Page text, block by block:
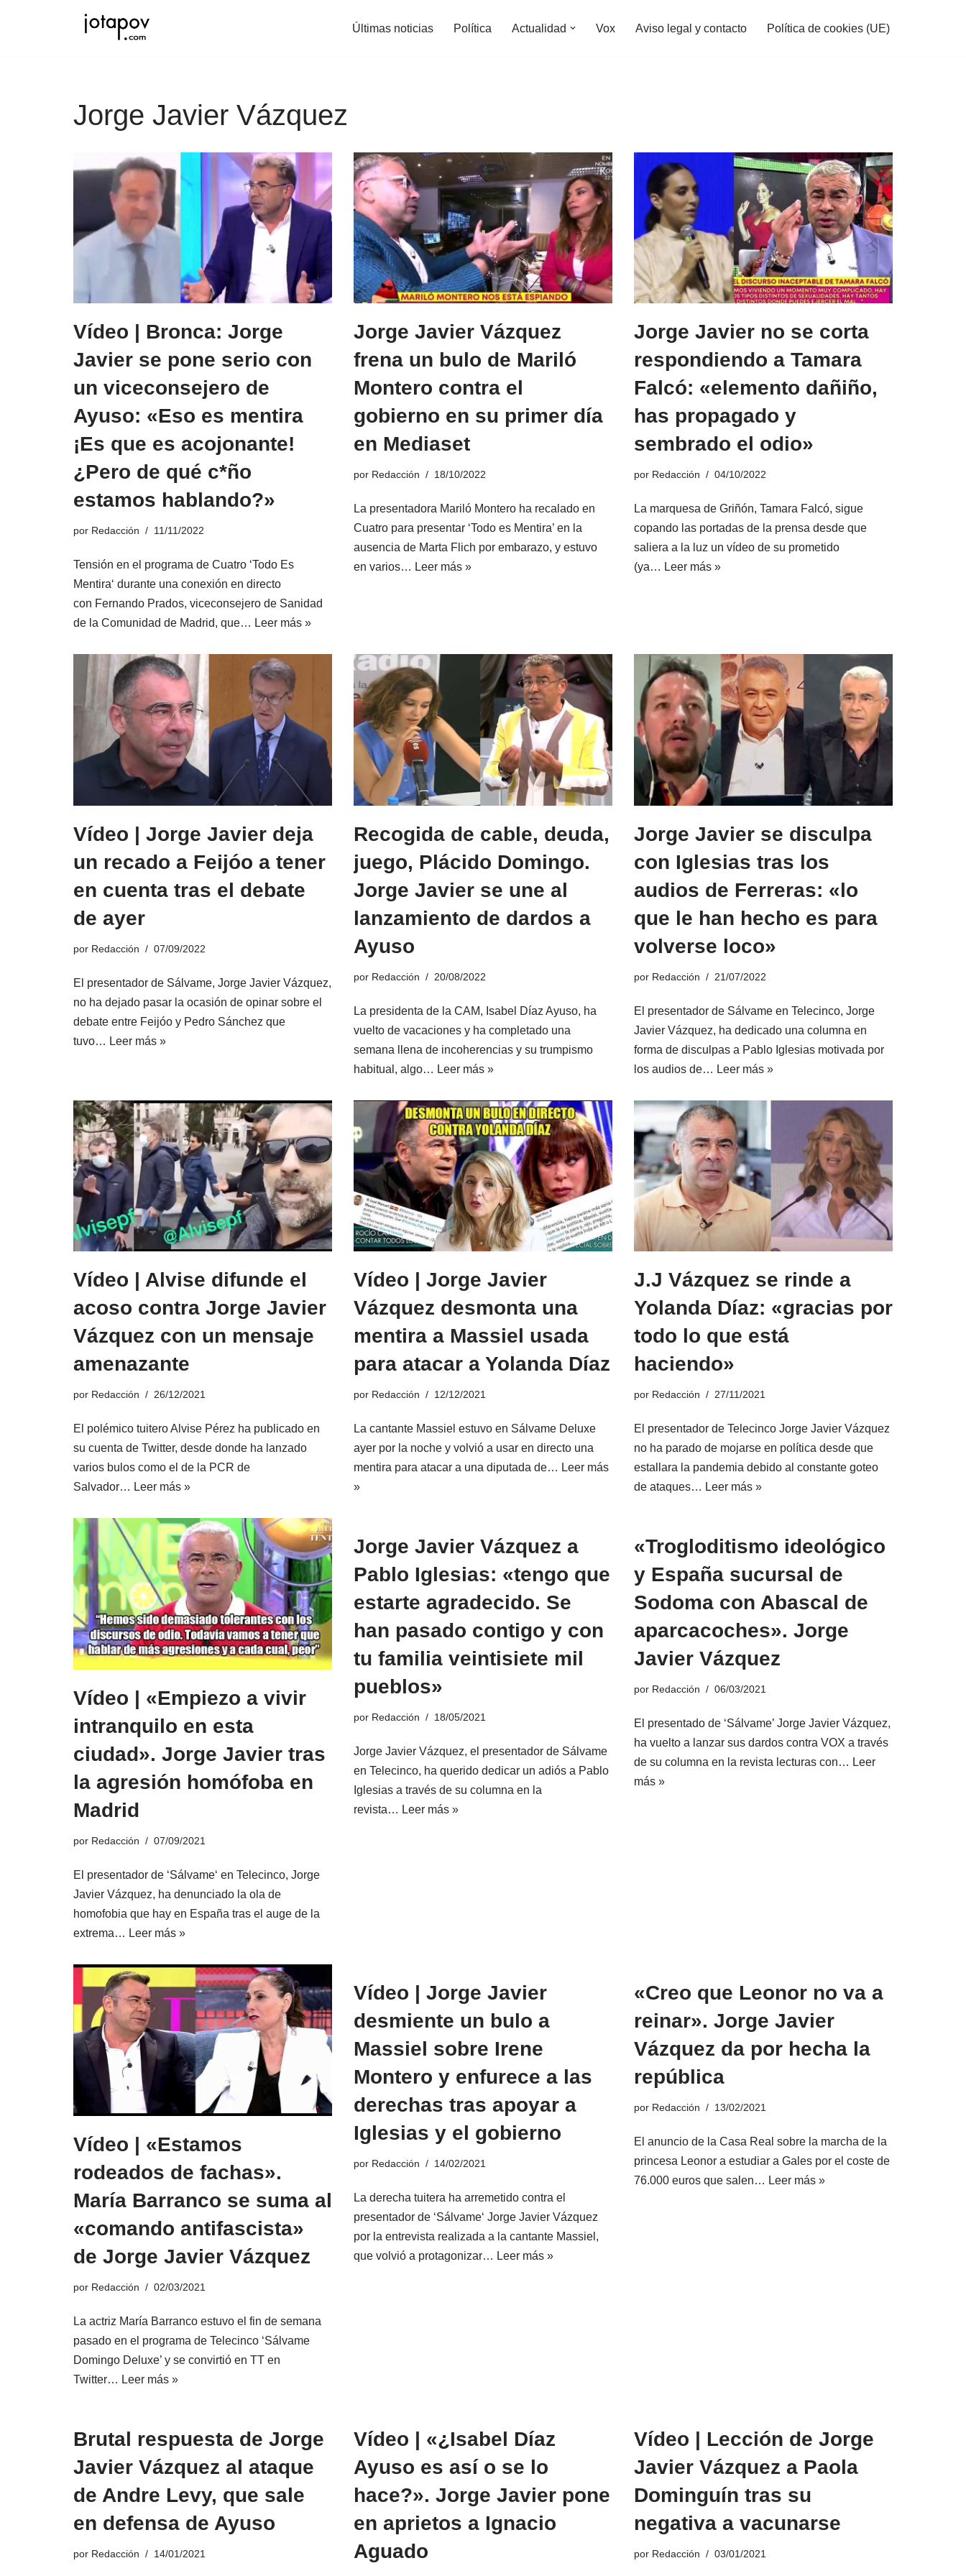
Últimas noticias Política Actualidad Vox Aviso legal y contacto Política de cookies (UE)
Jorge Javier Vázquez
Vídeo | Bronca: Jorge
Javier se pone serio con
un viceconsejero de
Ayuso: «Eso es mentira
¡Es que es acojonante!
¿Pero de qué c*ño
estamos hablando?»
por Redacción 11/11/2022
Tensión en el programa de Cuatro ‘Todo Es
Mentira‘ durante una conexión en directo
con Fernando Prados, viceconsejero de Sanidad
de la Comunidad de Madrid, que… Leer más »
Jorge Javier Vázquez
frena un bulo de Mariló
Montero contra el
gobierno en su primer día
en Mediaset
por Redacción 18/10/2022
La presentadora Mariló Montero ha recalado en
Cuatro para presentar ‘Todo es Mentira’ en la
ausencia de Marta Flich por embarazo, y estuvo
en varios… Leer más »
Jorge Javier no se corta
respondiendo a Tamara
Falcó: «elemento dañiño,
has propagado y
sembrado el odio»
por Redacción 04/10/2022
La marquesa de Griñón, Tamara Falcó, sigue
copando las portadas de la prensa desde que
saliera a la luz un vídeo de su prometido
(ya… Leer más »
Vídeo | Jorge Javier deja
un recado a Feijóo a tener
en cuenta tras el debate
de ayer
por Redacción 07/09/2022
El presentador de Sálvame, Jorge Javier Vázquez,
no ha dejado pasar la ocasión de opinar sobre el
debate entre Feijóo y Pedro Sánchez que
tuvo… Leer más »
Recogida de cable, deuda,
juego, Plácido Domingo.
Jorge Javier se une al
lanzamiento de dardos a
Ayuso
por Redacción 20/08/2022
La presidenta de la CAM, Isabel Díaz Ayuso, ha
vuelto de vacaciones y ha completado una
semana llena de incoherencias y su trumpismo
habitual, algo… Leer más »
Jorge Javier se disculpa
con Iglesias tras los
audios de Ferreras: «lo
que le han hecho es para
volverse loco»
por Redacción 21/07/2022
El presentador de Sálvame en Telecinco, Jorge
Javier Vázquez, ha dedicado una columna en
forma de disculpas a Pablo Iglesias motivada por
los audios de… Leer más »
Vídeo | Alvise difunde el
acoso contra Jorge Javier
Vázquez con un mensaje
amenazante
por Redacción 26/12/2021
El polémico tuitero Alvise Pérez ha publicado en
su cuenta de Twitter, desde donde ha lanzado
varios bulos como el de la PCR de
Salvador… Leer más »
Vídeo | Jorge Javier
Vázquez desmonta una
mentira a Massiel usada
para atacar a Yolanda Díaz
por Redacción 12/12/2021
La cantante Massiel estuvo en Sálvame Deluxe
ayer por la noche y volvió a usar en directo una
mentira para atacar a una diputada de… Leer más
»
J.J Vázquez se rinde a
Yolanda Díaz: «gracias por
todo lo que está
haciendo»
por Redacción 27/11/2021
El presentador de Telecinco Jorge Javier Vázquez
no ha parado de mojarse en política desde que
estallara la pandemia debido al constante goteo
de ataques… Leer más »
Vídeo | «Empiezo a vivir
intranquilo en esta
ciudad». Jorge Javier tras
la agresión homófoba en
Madrid
por Redacción 07/09/2021
El presentador de ‘Sálvame‘ en Telecinco, Jorge
Javier Vázquez, ha denunciado la ola de
homofobia que hay en España tras el auge de la
extrema… Leer más »
Jorge Javier Vázquez a
Pablo Iglesias: «tengo que
estarte agradecido. Se
han pasado contigo y con
tu familia veintisiete mil
pueblos»
por Redacción 18/05/2021
Jorge Javier Vázquez, el presentador de Sálvame
en Telecinco, ha querido dedicar un adiós a Pablo
Iglesias a través de su columna en la
revista… Leer más »
«Trogloditismo ideológico
y España sucursal de
Sodoma con Abascal de
aparcacoches». Jorge
Javier Vázquez
por Redacción 06/03/2021
El presentado de ‘Sálvame’ Jorge Javier Vázquez,
ha vuelto a lanzar sus dardos contra VOX a través
de su columna en la revista lecturas con… Leer
más »
Vídeo | «Estamos
rodeados de fachas».
María Barranco se suma al
«comando antifascista»
de Jorge Javier Vázquez
por Redacción 02/03/2021
La actriz María Barranco estuvo el fin de semana
pasado en el programa de Telecinco ‘Sálvame
Domingo Deluxe’ y se convirtió en TT en
Twitter… Leer más »
Vídeo | Jorge Javier
desmiente un bulo a
Massiel sobre Irene
Montero y enfurece a las
derechas tras apoyar a
Iglesias y el gobierno
por Redacción 14/02/2021
La derecha tuitera ha arremetido contra el
presentador de ‘Sálvame‘ Jorge Javier Vázquez
por la entrevista realizada a la cantante Massiel,
que volvió a protagonizar… Leer más »
«Creo que Leonor no va a
reinar». Jorge Javier
Vázquez da por hecha la
república
por Redacción 13/02/2021
El anuncio de la Casa Real sobre la marcha de la
princesa Leonor a estudiar a Gales por el coste de
76.000 euros que salen… Leer más »
Brutal respuesta de Jorge
Javier Vázquez al ataque
de Andre Levy, que sale
en defensa de Ayuso
por Redacción 14/01/2021
Vídeo | «¿Isabel Díaz
Ayuso es así o se lo
hace?». Jorge Javier pone
en aprietos a Ignacio
Aguado
Vídeo | Lección de Jorge
Javier Vázquez a Paola
Dominguín tras su
negativa a vacunarse
por Redacción 03/01/2021